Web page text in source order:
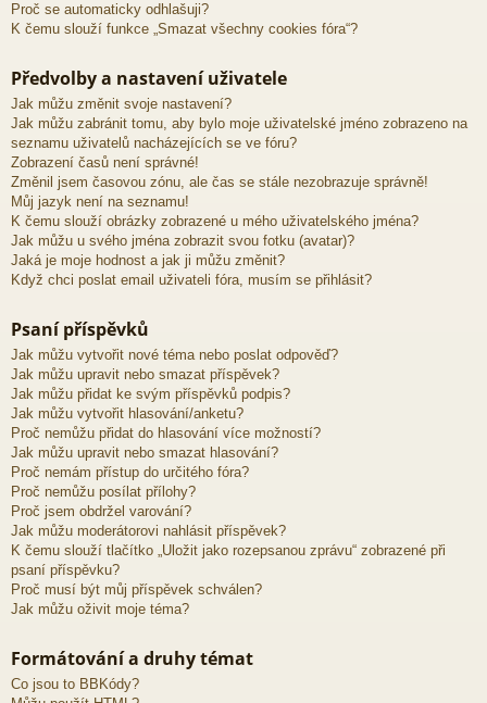
Proč se automaticky odhlašuji?
K čemu slouží funkce „Smazat všechny cookies fóra“?
Předvolby a nastavení uživatele
Jak můžu změnit svoje nastavení?
Jak můžu zabránit tomu, aby bylo moje uživatelské jméno zobrazeno na
seznamu uživatelů nacházejících se ve fóru?
Zobrazení časů není správné!
Změnil jsem časovou zónu, ale čas se stále nezobrazuje správně!
Můj jazyk není na seznamu!
K čemu slouží obrázky zobrazené u mého uživatelského jména?
Jak můžu u svého jména zobrazit svou fotku (avatar)?
Jaká je moje hodnost a jak ji můžu změnit?
Když chci poslat email uživateli fóra, musím se přihlásit?
Psaní příspěvků
Jak můžu vytvořit nové téma nebo poslat odpověď?
Jak můžu upravit nebo smazat příspěvek?
Jak můžu přidat ke svým příspěvků podpis?
Jak můžu vytvořit hlasování/anketu?
Proč nemůžu přidat do hlasování více možností?
Jak můžu upravit nebo smazat hlasování?
Proč nemám přístup do určitého fóra?
Proč nemůžu posílat přílohy?
Proč jsem obdržel varování?
Jak můžu moderátorovi nahlásit příspěvek?
K čemu slouží tlačítko „Uložit jako rozepsanou zprávu“ zobrazené při
psaní příspěvku?
Proč musí být můj příspěvek schválen?
Jak můžu oživit moje téma?
Formátování a druhy témat
Co jsou to BBKódy?